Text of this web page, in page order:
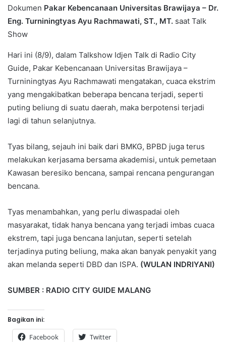
Dokumen Pakar Kebencanaan Universitas Brawijaya – Dr.
Eng. Turniningtyas Ayu Rachmawati, ST., MT. saat Talk
Show
Hari ini (8/9), dalam Talkshow Idjen Talk di Radio City
Guide, Pakar Kebencanaan Universitas Brawijaya –
Turniningtyas Ayu Rachmawati mengatakan, cuaca ekstrim
yang mengakibatkan beberapa bencana terjadi, seperti
puting beliung di suatu daerah, maka berpotensi terjadi
lagi di tahun selanjutnya.
Tyas bilang, sejauh ini baik dari BMKG, BPBD juga terus
melakukan kerjasama bersama akademisi, untuk pemetaan
Kawasan beresiko bencana, sampai rencana pengurangan
bencana.
Tyas menambahkan, yang perlu diwaspadai oleh
masyarakat, tidak hanya bencana yang terjadi imbas cuaca
ekstrem, tapi juga bencana lanjutan, seperti setelah
terjadinya puting beliung, maka akan banyak penyakit yang
akan melanda seperti DBD dan ISPA. (WULAN INDRIYANI)
SUMBER : RADIO CITY GUIDE MALANG
Bagikan ini:
Facebook Twitter